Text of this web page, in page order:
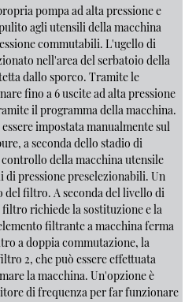
pompa ad alta pressione e
agli utensili della macchina
commutabili. L'ugello di
nell'area del serbatoio della
dallo sporco. Tramite le
fino a 6 uscite ad alta pressione
il programma della macchina.
impostata manualmente sul
a seconda dello stadio di
della macchina utensile
pressione preselezionabili. Un
del filtro. A seconda del livello di
richiede la sostituzione e la
filtrante a macchina ferma
a doppia commutazione, la
2, che può essere effettuata
la macchina. Un'opzione è
di frequenza per far funzionare